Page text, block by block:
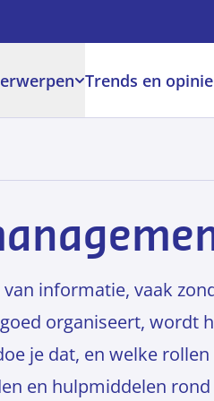
Trends en opinie
informatie, vaak
organiseert, wordt
je dat, en welke
en hulpmiddelen rond